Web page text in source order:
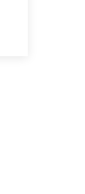
onglet)
nouvel onglet)